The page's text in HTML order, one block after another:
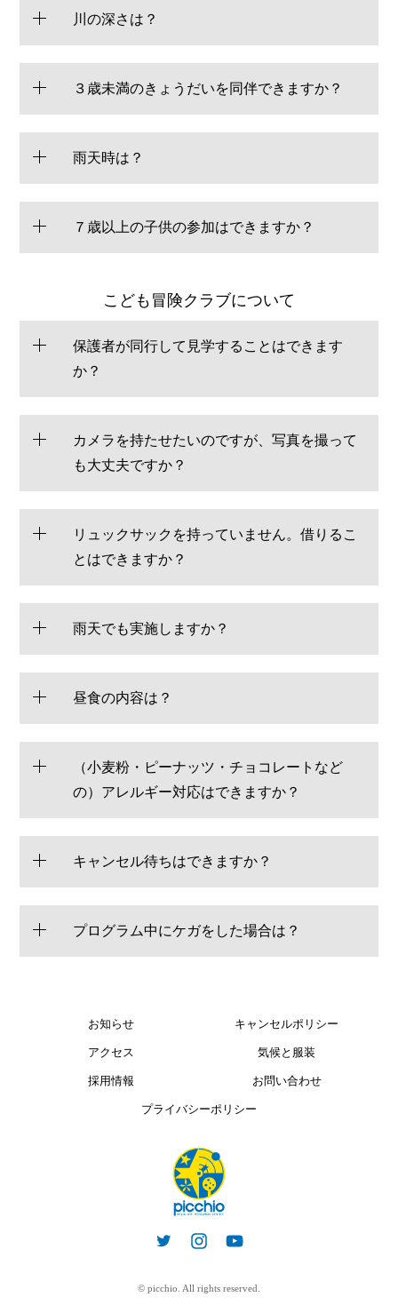
川の深さは？
３歳未満のきょうだいを同伴できますか？
雨天時は？
７歳以上の子供の参加はできますか？
こども冒険クラブについて
保護者が同行して見学することはできます
か？
カメラを持たせたいのですが、写真を撮って
も大丈夫ですか？
リュックサックを持っていません。借りるこ
とはできますか？
雨天でも実施しますか？
昼食の内容は？
（小麦粉・ピーナッツ・チョコレートなど
の）アレルギー対応はできますか？
キャンセル待ちはできますか？
プログラム中にケガをした場合は？
お知らせ キャンセルポリシー
アクセス 気候と服装
採用情報 お問い合わせ
プライバシーポリシー
© picchio. All rights reserved.